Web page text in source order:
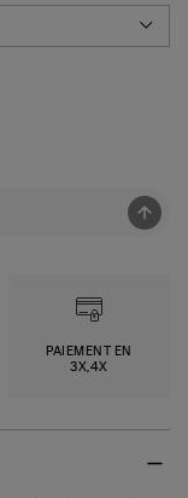
PAIEMENT EN
3X,4X